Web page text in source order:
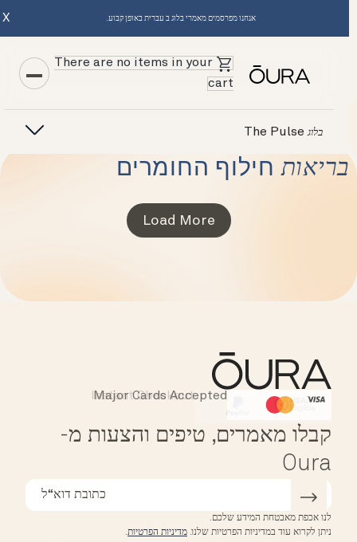
אנחנו מפרסמים מאמרי בלוג ב עברית באופן קבוע. X
There are no items in your
cart
בלוגThe Pulse
בריאותחילוף החומרים
Load More
HSA/FSA Eligible
Affirm
Instant Checkout
Major Cards Accepted
קבלו מאמרים, טיפים והצעות מ-
Oura
לנו אכפת מאבטחת המידע שלכם.
ניתן לקרוא עוד במדיניות הפרטיות שלנו.מדיניות הפרטיות.